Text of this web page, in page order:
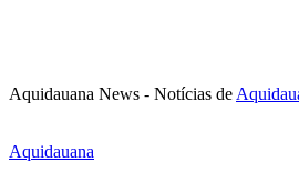
Aquidauana News - Notícias de
Aquidauana